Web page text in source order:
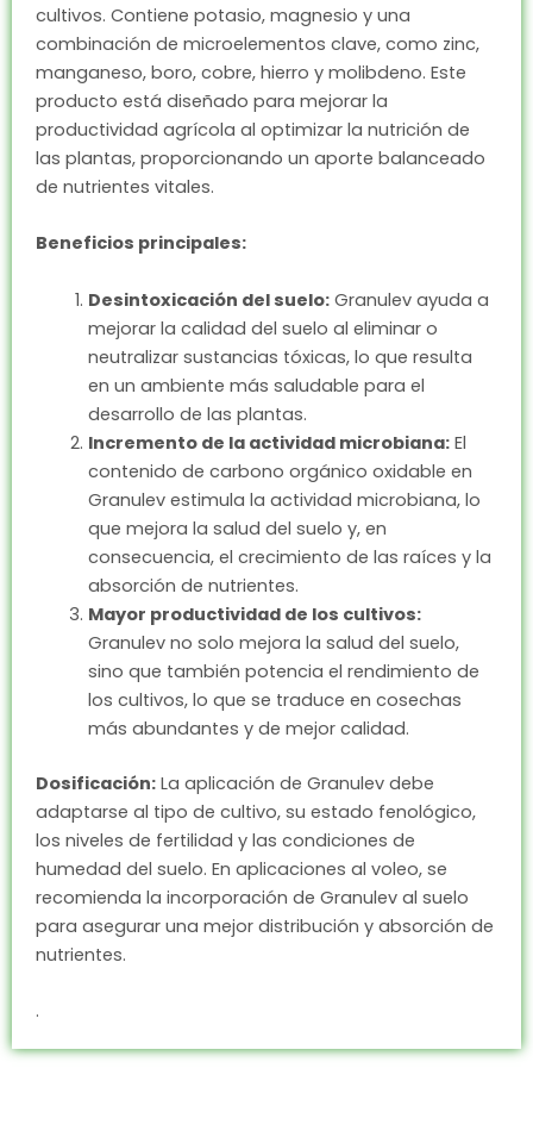
cultivos. Contiene potasio, magnesio y una
combinación de microelementos clave, como zinc,
manganeso, boro, cobre, hierro y molibdeno. Este
producto está diseñado para mejorar la
productividad agrícola al optimizar la nutrición de
las plantas, proporcionando un aporte balanceado
de nutrientes vitales.
Beneficios principales:
Desintoxicación del suelo:Granulev ayuda a
mejorar la calidad del suelo al eliminar o
neutralizar sustancias tóxicas, lo que resulta
en un ambiente más saludable para el
desarrollo de las plantas.
Incremento de la actividad microbiana:El
contenido de carbono orgánico oxidable en
Granulev estimula la actividad microbiana, lo
que mejora la salud del suelo y, en
consecuencia, el crecimiento de las raíces y la
absorción de nutrientes.
Mayor productividad de los cultivos:
Granulev no solo mejora la salud del suelo,
sino que también potencia el rendimiento de
los cultivos, lo que se traduce en cosechas
más abundantes y de mejor calidad.
Dosificación: La aplicación de Granulev debe
adaptarse al tipo de cultivo, su estado fenológico,
los niveles de fertilidad y las condiciones de
humedad del suelo. En aplicaciones al voleo, se
recomienda la incorporación de Granulev al suelo
para asegurar una mejor distribución y absorción de
nutrientes.
.